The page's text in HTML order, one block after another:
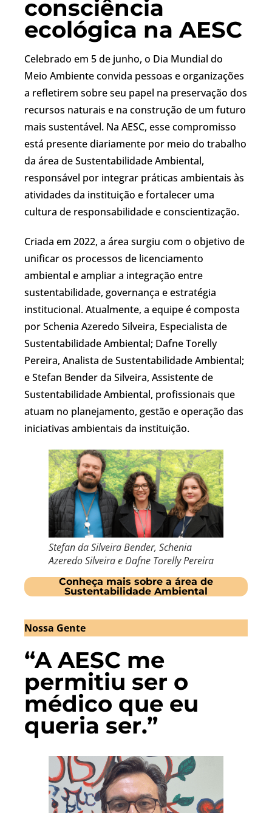
consciência
ecológica na AESC
Celebrado em 5 de junho, o Dia Mundial do
Meio Ambiente convida pessoas e organizações
a refletirem sobre seu papel na preservação dos
recursos naturais e na construção de um futuro
mais sustentável. Na AESC, esse compromisso
está presente diariamente por meio do trabalho
da área de Sustentabilidade Ambiental,
responsável por integrar práticas ambientais às
atividades da instituição e fortalecer uma
cultura de responsabilidade e conscientização.
Criada em 2022, a área surgiu com o objetivo de
unificar os processos de licenciamento
ambiental e ampliar a integração entre
sustentabilidade, governança e estratégia
institucional. Atualmente, a equipe é composta
por Schenia Azeredo Silveira, Especialista de
Sustentabilidade Ambiental; Dafne Torelly
Pereira, Analista de Sustentabilidade Ambiental;
e Stefan Bender da Silveira, Assistente de
Sustentabilidade Ambiental, profissionais que
atuam no planejamento, gestão e operação das
iniciativas ambientais da instituição.
Stefan da Silveira Bender, Schenia
Azeredo Silveira e Dafne Torelly Pereira
Conheça mais sobre a área de
Sustentabilidade Ambiental
Nossa Gente
“A AESC me
permitiu ser o
médico que eu
queria ser.”